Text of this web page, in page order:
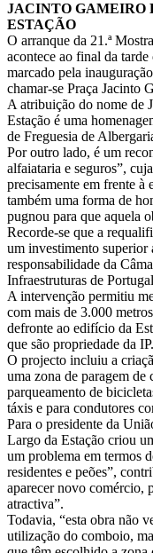
JACINTO GAMEIRO
ESTAÇÃO
O arranque da 21.ª
acontece ao final da
marcado pela
chamar-se Praça Jacinto
A atribuição do nome de
Estação é uma
de Freguesia de
Por outro lado, é um
alfaiataria e seguros”,
precisamente em frente à
também uma forma de
pugnou para que aquela
Recorde-se que a
um investimento
responsabilidade da
Infraestruturas de
A intervenção permitiu
com mais de 3.000
defronte ao edifício da
que são propriedade da IP.
O projecto incluiu a
uma zona de paragem
parqueamento de
táxis e para condutores
Para o presidente da
Largo da Estação criou
um problema em termos
residentes e peões”,
aparecer novo comércio,
atractiva”.
Todavia, “esta obra não
utilização do comboio,